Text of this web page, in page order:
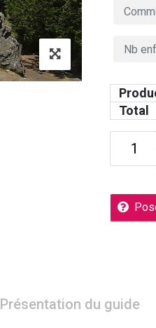
Total
Présentation du guide